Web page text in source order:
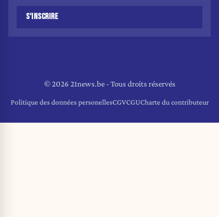
S'INSCRIRE
© 2026 21news.be - Tous droits réservés
Politique des données personellesCGVCGUCharte du contributeur